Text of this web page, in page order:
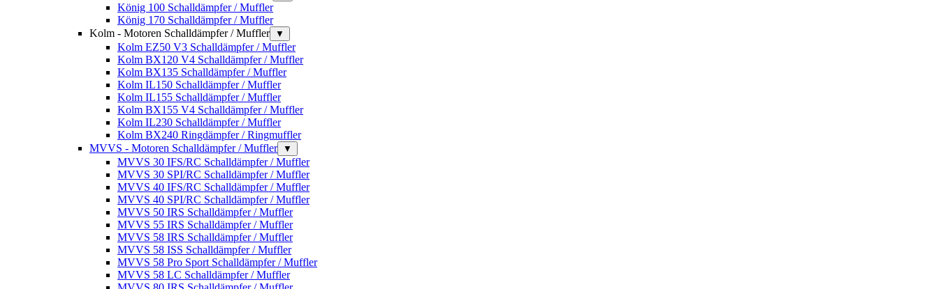
König 100 Schalldämpfer / Muffler
König 170 Schalldämpfer / Muffler
Kolm - Motoren Schalldämpfer / Muffler
▼
Kolm EZ50 V3 Schalldämpfer / Muffler
Kolm BX120 V4 Schalldämpfer / Muffler
Kolm BX135 Schalldämpfer / Muffler
Kolm IL150 Schalldämpfer / Muffler
Kolm IL155 Schalldämpfer / Muffler
Kolm BX155 V4 Schalldämpfer / Muffler
Kolm IL230 Schalldämpfer / Muffler
Kolm BX240 Ringdämpfer / Ringmuffler
MVVS - Motoren Schalldämpfer / Muffler
▼
MVVS 30 IFS/RC Schalldämpfer / Muffler
MVVS 30 SPI/RC Schalldämpfer / Muffler
MVVS 40 IFS/RC Schalldämpfer / Muffler
MVVS 40 SPI/RC Schalldämpfer / Muffler
MVVS 50 IRS Schalldämpfer / Muffler
MVVS 55 IRS Schalldämpfer / Muffler
MVVS 58 IRS Schalldämpfer / Muffler
MVVS 58 ISS Schalldämpfer / Muffler
MVVS 58 Pro Sport Schalldämpfer / Muffler
MVVS 58 LC Schalldämpfer / Muffler